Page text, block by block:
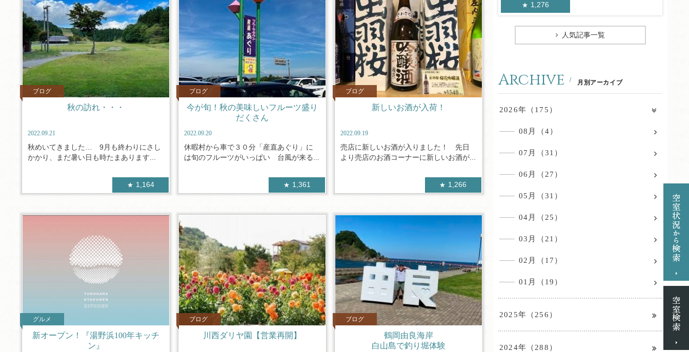
ブログ
秋の訪れ・・・
2022.09.21
秋めいてきました… 9月も終わりにさし
かかり、まだ暑い日も時たまあります...
1,164
ブログ
今が旬！秋の美味しいフルーツ盛り
だくさん
2022.09.20
休暇村から車で３０分「産直あぐり」に
は旬のフルーツがいっぱい 台風が来る...
1,361
ブログ
新しいお酒が入荷！
2022.09.19
売店に新しいお酒が入りました！ 先日
より売店のお酒コーナーに新しいお酒が...
1,266
グルメ
新オープン！『湯野浜100年キッチ
ン』
ブログ
川西ダリヤ園【営業再開】
ブログ
鶴岡由良海岸
白山島で釣り堀体験
1,276
人気記事一覧
Archive 月別アーカイブ
2026年（175）
08月（4）
07月（31）
06月（27）
05月（31）
04月（25）
03月（21）
02月（17）
01月（19）
2025年（256）
2024年（288）